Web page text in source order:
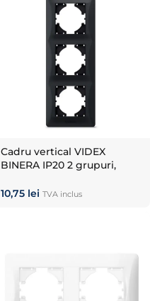
Cadru vertical VIDEX
BINERA IP20 2 grupuri,
10,75 lei TVA inclus